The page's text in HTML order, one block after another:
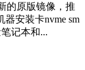
的原版镜像，推
器安装卡nvme sm
记本和...